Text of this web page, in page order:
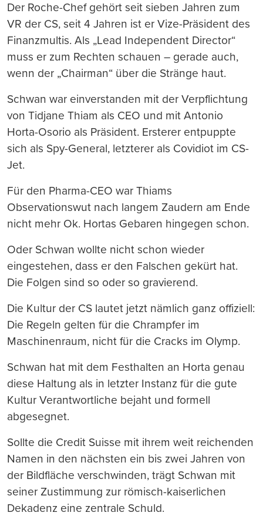
Der Roche-Chef gehört seit sieben Jahren zum
VR der CS, seit 4 Jahren ist er Vize-Präsident des
Finanzmultis. Als „Lead Independent Director“
muss er zum Rechten schauen – gerade auch,
wenn der „Chairman“ über die Stränge haut.
Schwan war einverstanden mit der Verpflichtung
von Tidjane Thiam als CEO und mit Antonio
Horta-Osorio als Präsident. Ersterer entpuppte
sich als Spy-General, letzterer als Covidiot im CS-
Jet.
Für den Pharma-CEO war Thiams
Observationswut nach langem Zaudern am Ende
nicht mehr Ok. Hortas Gebaren hingegen schon.
Oder Schwan wollte nicht schon wieder
eingestehen, dass er den Falschen gekürt hat.
Die Folgen sind so oder so gravierend.
Die Kultur der CS lautet jetzt nämlich ganz offiziell:
Die Regeln gelten für die Chrampfer im
Maschinenraum, nicht für die Cracks im Olymp.
Schwan hat mit dem Festhalten an Horta genau
diese Haltung als in letzter Instanz für die gute
Kultur Verantwortliche bejaht und formell
abgesegnet.
Sollte die Credit Suisse mit ihrem weit reichenden
Namen in den nächsten ein bis zwei Jahren von
der Bildfläche verschwinden, trägt Schwan mit
seiner Zustimmung zur römisch-kaiserlichen
Dekadenz eine zentrale Schuld.